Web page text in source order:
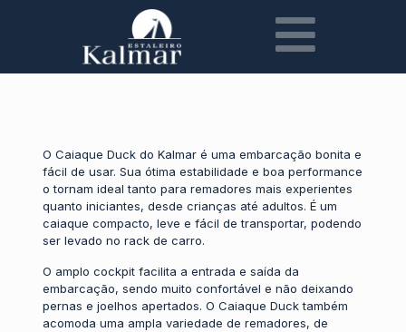
O Caiaque Duck do Kalmar é uma embarcação bonita e
fácil de usar. Sua ótima estabilidade e boa performance
o tornam ideal tanto para remadores mais experientes
quanto iniciantes, desde crianças até adultos. É um
caiaque compacto, leve e fácil de transportar, podendo
ser levado no rack de carro.
O amplo cockpit facilita a entrada e saída da
embarcação, sendo muito confortável e não deixando
pernas e joelhos apertados. O Caiaque Duck também
acomoda uma ampla variedade de remadores, de